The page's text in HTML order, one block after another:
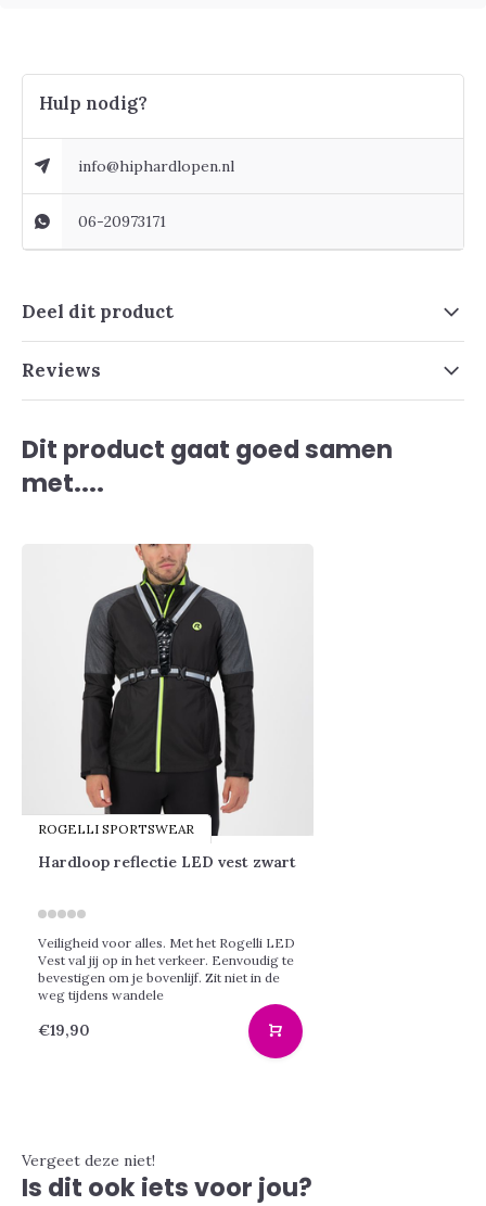
Hulp nodig?
info@hiphardlopen.nl
06-20973171
Deel dit product
Reviews
Dit product gaat goed samen
met....
ROGELLI SPORTSWEAR
Hardloop reflectie LED vest zwart
Veiligheid voor alles. Met het Rogelli LED
Vest val jij op in het verkeer. Eenvoudig te
bevestigen om je bovenlijf. Zit niet in de
weg tijdens wandele
€19,90
Vergeet deze niet!
Is dit ook iets voor jou?